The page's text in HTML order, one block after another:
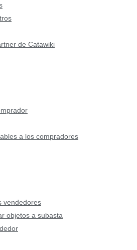
de Catawiki
a los compradores
vendedores
objetos a subasta